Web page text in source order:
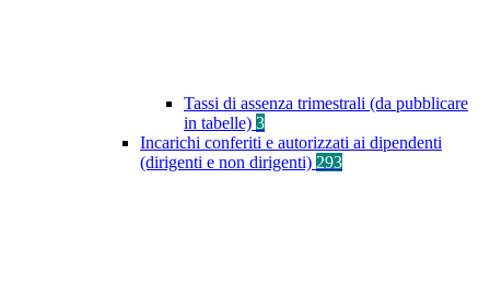
Tassi di assenza trimestrali (da pubblicare
in tabelle) 3
Incarichi conferiti e autorizzati ai dipendenti
(dirigenti e non dirigenti) 293